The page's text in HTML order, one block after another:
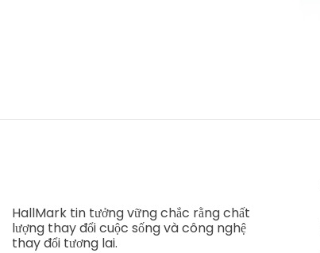
HallMark tin tưởng vững chắc rằng chất
lượng thay đổi cuộc sống và công nghệ
thay đổi tương lai.